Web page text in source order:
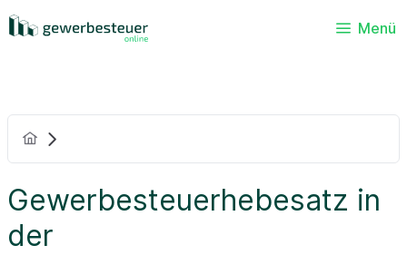
Menü
Gewerbesteuerhebesatz in
der